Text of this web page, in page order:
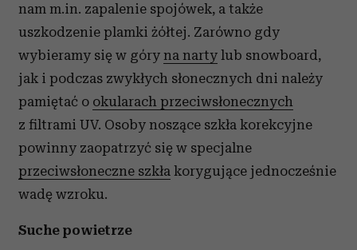
nam m.in. zapalenie spojówek, a także
uszkodzenie plamki żółtej. Zarówno gdy
wybieramy się w góry na narty lub snowboard,
jak i podczas zwykłych słonecznych dni należy
pamiętać o okularach przeciwsłonecznych
z filtrami UV. Osoby noszące szkła korekcyjne
powinny zaopatrzyć się w specjalne
przeciwsłoneczne szkła korygujące jednocześnie
wadę wzroku.
Suche powietrze